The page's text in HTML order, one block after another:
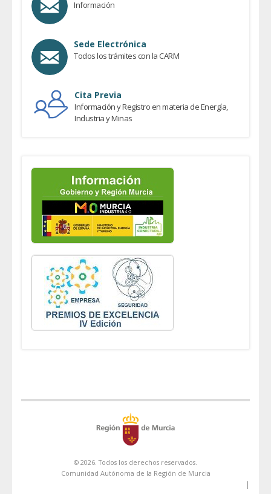
Información
Sede Electrónica
Todos los trámites con la CARM
Cita Previa
Información y Registro en materia de Energía,
Industria y Minas
© 2026. Todos los derechos reservados.
Comunidad Autónoma de la Región de Murcia
|